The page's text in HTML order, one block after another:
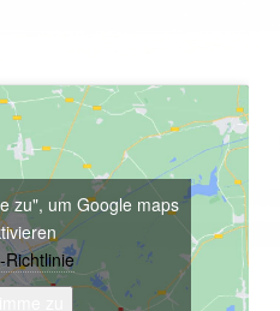
zu", um Google maps
Richtlinie